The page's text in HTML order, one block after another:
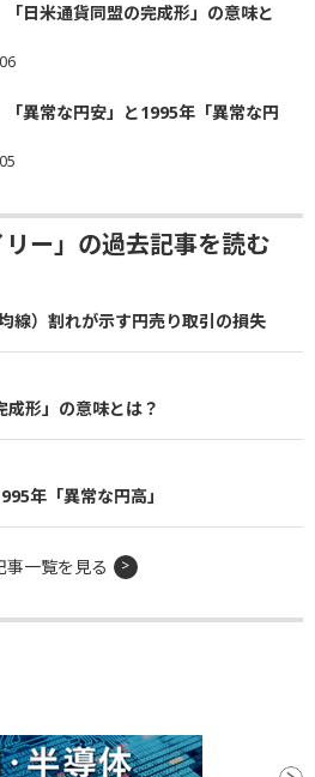
「日米通貨同盟の完成形」の意味と
「異常な円安」と1995年「異常な円
リー」の過去記事を読む
線）割れが示す円売り取引の損失
成形」の意味とは？
年「異常な円高」
事一覧を見る